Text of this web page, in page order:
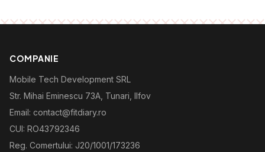
COMPANIE
Mobile Tech Development SRL
Str. Mihai Eminescu 73A, Tunari, Ilfov
Email: contact@fitdiary.ro
CUI: RO43792346
Reg. Comertului: J20/1001/173236